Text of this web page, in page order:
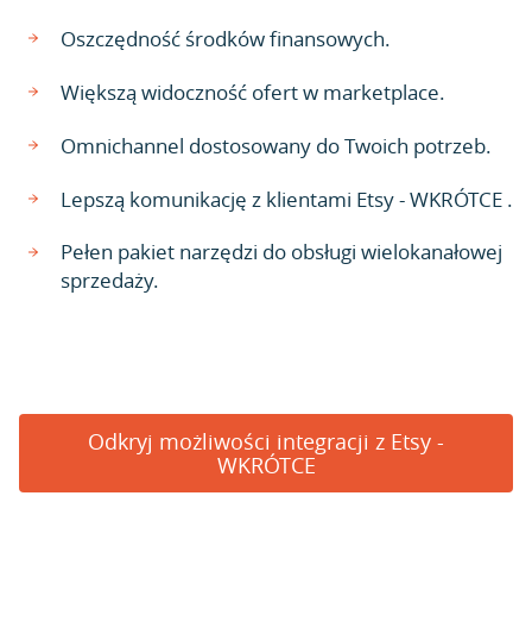
Oszczędność środków finansowych.
Większą widoczność ofert w marketplace.
Omnichannel dostosowany do Twoich potrzeb.
Lepszą komunikację z klientami Etsy - WKRÓTCE .
Pełen pakiet narzędzi do obsługi wielokanałowej
sprzedaży.
Odkryj możliwości integracji z Etsy -
WKRÓTCE